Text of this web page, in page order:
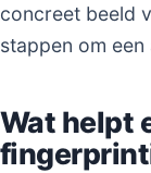
concreet beeld
stappen om
Wat helpt